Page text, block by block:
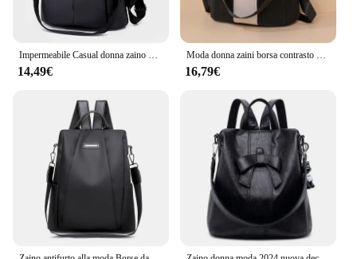
Impermeabile Casual donna zaino borsa antifurto Oxford zaino Mochila Hairball nappa scuola borsa a tracolla per adolescenti ragazza
14,49€
Moda donna zaini borsa contrasto colore impermeabile antifurto zaino borsa a tracolla leggera per adolescenti ragazze Mochila
16,79€